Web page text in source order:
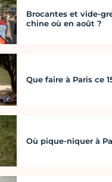
Brocantes et vide-
chine où en août ?
Que faire à Paris ce
Où pique-niquer à